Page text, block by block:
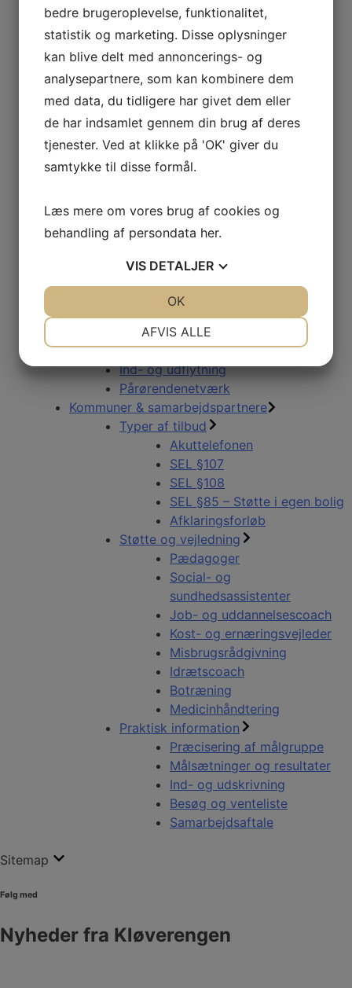
Idrætscoach
Medicinhåndtering
Misbrugsrådgivning
Job- og uddannelsescoach
Forventninger/samarbejde
Indflytning og udflytning
Solstråler
Familie & pårørende
Kløverengen som botilbud
Aktivitet & fællesskab
Støtte & vejledning
Kost- og ernæringsvejleder
Misbrugsrådgivning
Idrætscoach
Forventninger/samarbejde
Ind- og udflytning
Pårørendenetværk
Kommuner & samarbejdspartnere
Typer af tilbud
Akuttelefonen
SEL §107
SEL §108
SEL §85 – Støtte i egen bolig
Afklaringsforløb
Støtte og vejledning
Pædagoger
Social- og
sundhedsassistenter
Job- og uddannelsescoach
Kost- og ernæringsvejleder
Misbrugsrådgivning
Idrætscoach
Botræning
Medicinhåndtering
Praktisk information
Præcisering af målgruppe
Målsætninger og resultater
Ind- og udskrivning
Besøg og venteliste
Samarbejdsaftale
Sitemap
Følg med
Nyheder fra Kløverengen
bedre brugeroplevelse, funktionalitet,
statistik og marketing. Disse oplysninger
kan blive delt med annoncerings- og
analysepartnere, som kan kombinere dem
med data, du tidligere har givet dem eller
de har indsamlet gennem din brug af deres
tjenester. Ved at klikke på 'OK' giver du
samtykke til disse formål.
Læs mere om vores brug af cookies og
behandling af persondata her.
VIS DETALJER
MARKETING STATISTIK
AFVIS ALLE
OK